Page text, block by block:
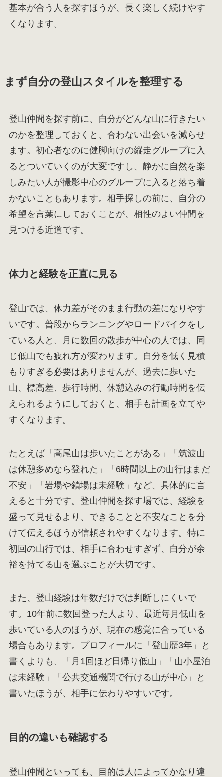
基本が合う人を探すほうが、長く楽しく続けやす
くなります。
まず自分の登山スタイルを整理する
登山仲間を探す前に、自分がどんな山に行きたい
のかを整理しておくと、合わない出会いを減らせ
ます。初心者なのに健脚向けの縦走グループに入
るとついていくのが大変ですし、静かに自然を楽
しみたい人が撮影中心のグループに入ると落ち着
かないこともあります。相手探しの前に、自分の
希望を言葉にしておくことが、相性のよい仲間を
見つける近道です。
体力と経験を正直に見る
登山では、体力差がそのまま行動の差になりやす
いです。普段からランニングやロードバイクをし
ている人と、月に数回の散歩が中心の人では、同
じ低山でも疲れ方が変わります。自分を低く見積
もりすぎる必要はありませんが、過去に歩いた
山、標高差、歩行時間、休憩込みの行動時間を伝
えられるようにしておくと、相手も計画を立てや
すくなります。
たとえば「高尾山は歩いたことがある」「筑波山
は休憩多めなら登れた」「6時間以上の山行はまだ
不安」「岩場や鎖場は未経験」など、具体的に言
えると十分です。登山仲間を探す場では、経験を
盛って見せるより、できることと不安なことを分
けて伝えるほうが信頼されやすくなります。特に
初回の山行では、相手に合わせすぎず、自分が余
裕を持てる山を選ぶことが大切です。
また、登山経験は年数だけでは判断しにくいで
す。10年前に数回登った人より、最近毎月低山を
歩いている人のほうが、現在の感覚に合っている
場合もあります。プロフィールに「登山歴3年」と
書くよりも、「月1回ほど日帰り低山」「山小屋泊
は未経験」「公共交通機関で行ける山が中心」と
書いたほうが、相手に伝わりやすいです。
目的の違いも確認する
登山仲間といっても、目的は人によってかなり違